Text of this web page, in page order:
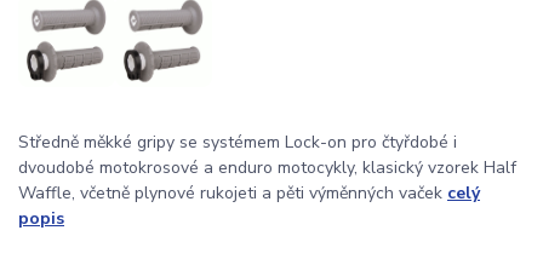
Středně měkké gripy se systémem Lock-on pro čtyřdobé i
dvoudobé motokrosové a enduro motocykly, klasický vzorek Half
Waffle, včetně plynové rukojeti a pěti výměnných vaček celý
popis